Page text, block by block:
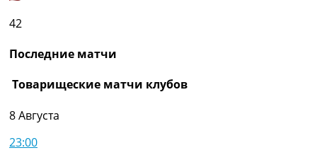
42
Последние матчи
Товарищеские матчи клубов
8 Августа
23:00